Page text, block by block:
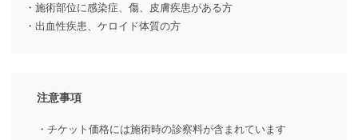
・施術部位に感染症、傷、皮膚疾患がある方
・出血性疾患、ケロイド体質の方
注意事項
・チケット価格には施術時の診察料が含まれています